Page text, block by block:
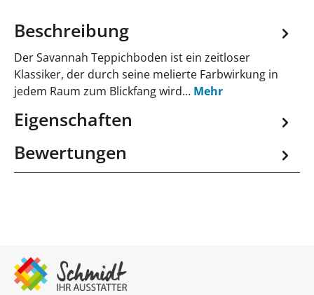
Beschreibung
Der Savannah Teppichboden ist ein zeitloser
Klassiker, der durch seine melierte Farbwirkung in
jedem Raum zum Blickfang wird… Mehr
Eigenschaften
Bewertungen